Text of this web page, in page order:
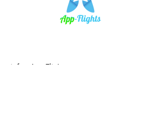
info@App-Flights.com